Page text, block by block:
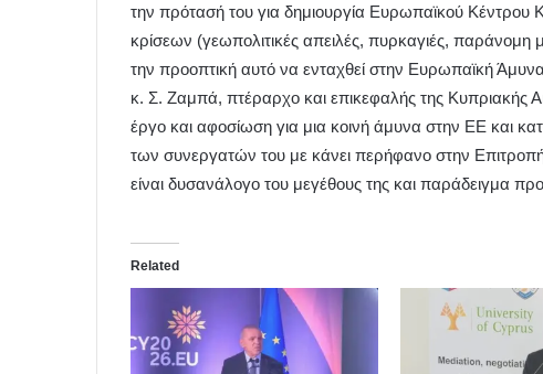
την πρότασή του για δημιουργία Ευρωπαϊκού Κέντρου
κρίσεων (γεωπολιτικές απειλές, πυρκαγιές,
την προοπτική αυτό να ενταχθεί στην Ευρωπαϊκή
κ. Σ. Ζαμπά, πτέραρχο και επικεφαλής της Κυπριακής
έργο και αφοσίωση για μια κοινή άμυνα στην ΕΕ και
των συνεργατών του με κάνει περήφανο στην
είναι δυσανάλογο του μεγέθους της και παράδειγμα
Related